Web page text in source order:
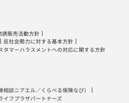
誘販売活動方針
反社会勢力に対する基本方針
タマーハラスメントへの対応に関する方針
相談ニアエル／ くらべる保険なび）
イフプラザパートナーズ